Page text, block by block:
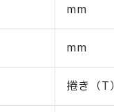
mm
mm
捲き（T）